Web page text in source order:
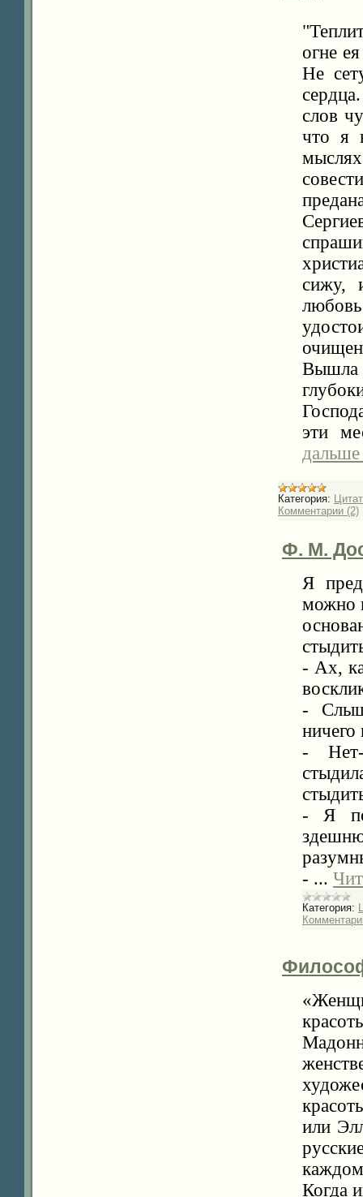
огне
Не
слов
что я
сижу,
Вышла
эти
Категория:
Комментарии (2)
Ф. М.
Я
можно
- Ах,
-
ничего
- Нет-
- Я
- ...
Категория:
или
каждом
Когда